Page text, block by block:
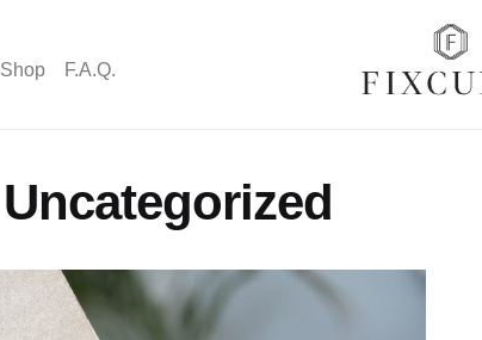
Shop F.A.Q.
Uncategorized